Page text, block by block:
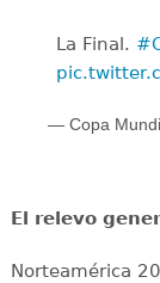
La Final. ️
— Copa
El relevo
Norteamérica